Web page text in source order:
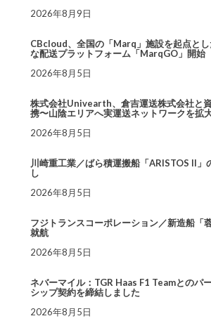
2026年8月9日
CBcloud、全国の「Marq」施設を起点とし
な配送プラットフォーム「MarqGO」開始
2026年8月5日
株式会社Univearth、倉吉運送株式会社と
携〜山陰エリアへ実運送ネットワークを拡
2026年8月5日
川崎重工業／ばら積運搬船「ARISTOS II」
し
2026年8月5日
フジトランスコーポレーション／新造船「
就航
2026年8月5日
ネバーマイル：TGR Haas F1 Teamとのパ
シップ契約を締結しました
2026年8月5日